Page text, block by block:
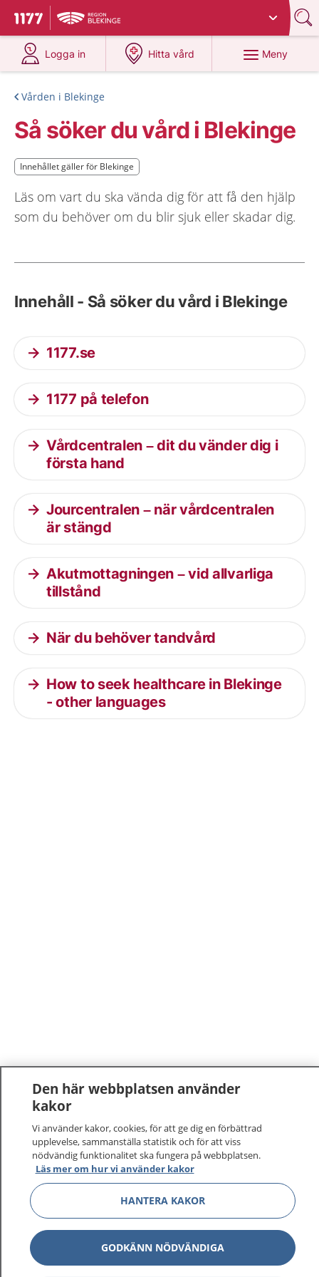
Till startsidan för 1177
Du har valt region
Logga in
på 1177.se
Hitta vård
på 1177.se
Meny
Vården i Blekinge
Så söker du vård i Blekinge
Innehållet gäller för Blekinge
Innehållet gäller för Blekinge
Läs om vart du ska vända dig för att få den hjälp
som du behöver om du blir sjuk eller skadar dig.
Innehåll - Så söker du vård i Blekinge
1177.se
1177 på telefon
Vårdcentralen – dit du vänder dig i
första hand
Jourcentralen – när vårdcentralen
är stängd
Akutmottagningen – vid allvarliga
tillstånd
När du behöver tandvård
How to seek healthcare in Blekinge
- other languages
1177–tryggt om din hälsa och vård
På 1177.se får du råd om hälsa och information om
sjukdomar och vilka mottagningar du kan kontakta.
Logga in för att läsa din journal och göra dina
vårdärenden. Ring telefonnummer 1177 för
Den här webbplatsen använder
kakor
Vi använder kakor, cookies, för att ge dig en förbättrad
upplevelse, sammanställa statistik och för att viss
nödvändig funktionalitet ska fungera på webbplatsen.
Läs mer om hur vi använder kakor
HANTERA KAKOR
GODKÄNN NÖDVÄNDIGA